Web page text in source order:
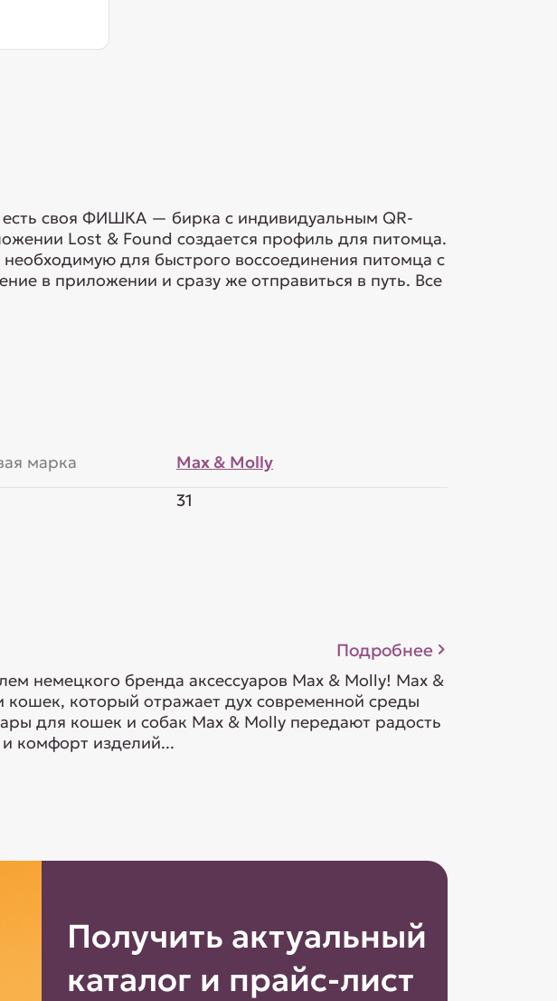
своя ФИШКА — бирка с индивидуальным QR-
Lost & Found создается профиль для питомца.
для быстрого воссоединения питомца с
в приложении и сразу же отправиться в путь. Все
марка
Max & Molly
31
Подробнее
немецкого бренда аксессуаров Max & Molly! Max &
который отражает дух современной среды
для кошек и собак Max & Molly передают радость
комфорт изделий...
Получить актуальный
каталог и прайс-лист